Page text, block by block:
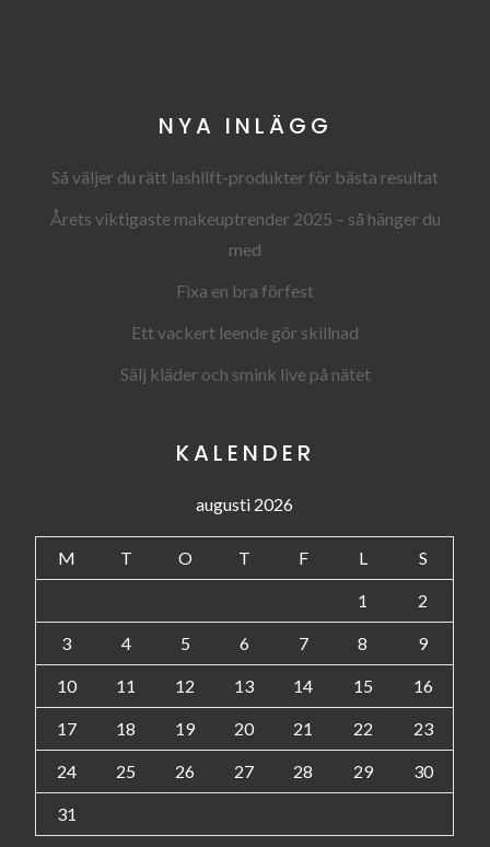
NYA INLÄGG
Så väljer du rätt lashlift-produkter för bästa resultat
Årets viktigaste makeuptrender 2025 – så hänger du
med
Fixa en bra förfest
Ett vackert leende gör skillnad
Sälj kläder och smink live på nätet
KALENDER
augusti 2026
M T O T F L S
1 2
3 4 5 6 7 8 9
10 11 12 13 14 15 16
17 18 19 20 21 22 23
24 25 26 27 28 29 30
31